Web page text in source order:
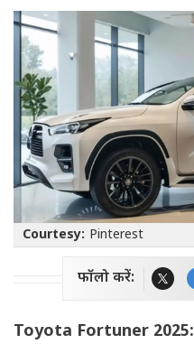
Courtesy: Pinterest
फॉलो करें:
Toyota Fortuner 2025: